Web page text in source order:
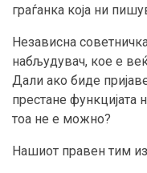
граѓанка која ни
Независна
набљудувач, кое е
Дали ако биде
престане функцијата
тоа не е можно?
Нашиот правен тим